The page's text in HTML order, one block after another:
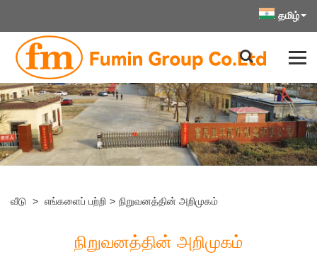
தமிழ்
வீடு > எங்களைப் பற்றி > நிறுவனத்தின் அறிமுகம்
நிறுவனத்தின் அறிமுகம்